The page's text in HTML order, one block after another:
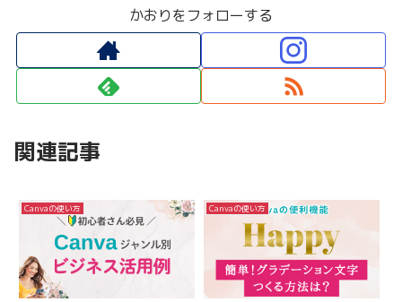
かおりをフォローする
関連記事
Canvaの使い方 Canvaの使い方